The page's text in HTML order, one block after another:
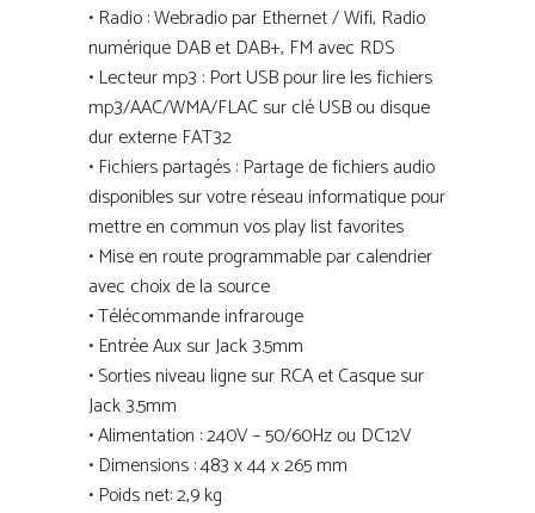
• Radio : Webradio par Ethernet / Wifi, Radio
numérique DAB et DAB+, FM avec RDS
• Lecteur mp3 : Port USB pour lire les fichiers
mp3/AAC/WMA/FLAC sur clé USB ou disque
dur externe FAT32
• Fichiers partagés : Partage de fichiers audio
disponibles sur votre réseau informatique pour
mettre en commun vos play list favorites
• Mise en route programmable par calendrier
avec choix de la source
• Télécommande infrarouge
• Entrée Aux sur Jack 3.5mm
• Sorties niveau ligne sur RCA et Casque sur
Jack 3.5mm
• Alimentation : 240V – 50/60Hz ou DC12V
• Dimensions : 483 x 44 x 265 mm
• Poids net: 2,9 kg